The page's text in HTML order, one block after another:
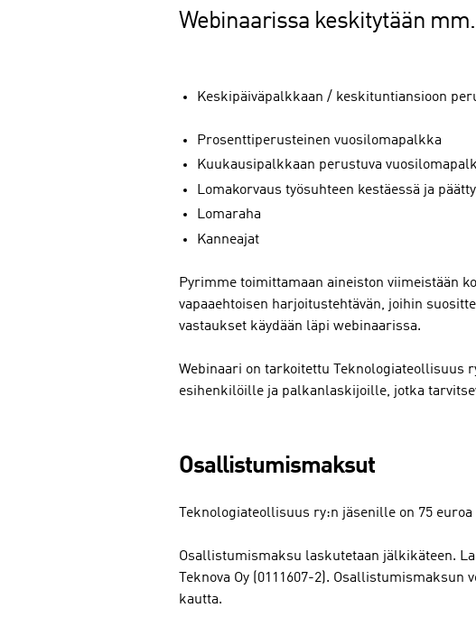
Webinaarissa keskitytään
Keskipäiväpalkkaan / keskituntiansioon
Prosenttiperusteinen vuosilomapalkka
Kuukausipalkkaan perustuva
Lomakorvaus työsuhteen kestäessä ja
Lomaraha
Kanneajat
Pyrimme toimittamaan aineiston viimeistään
vapaaehtoisen harjoitustehtävän, joihin
vastaukset käydään läpi webinaarissa.
Webinaari on tarkoitettu Teknologiateollisuus
esihenkilöille ja palkanlaskijoille, jotka
Osallistumismaksut
Teknologiateollisuus ry:n jäsenille on 75
Osallistumismaksu laskutetaan jälkikäteen.
Teknova Oy (0111607-2).
kautta.